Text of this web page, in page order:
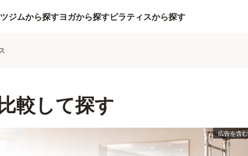
ジムから探すヨガから探すピラティスから探す
較して探す